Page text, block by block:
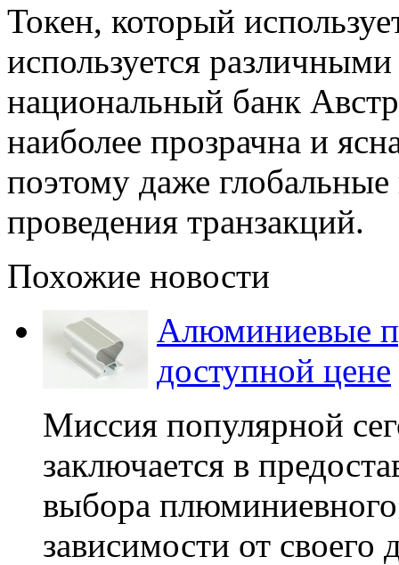
Токен, который
используется
национальный банк
наиболее прозрачна и
поэтому даже
проведения транзакций.
Похожие новости
Алюминиевые
доступной цене
Миссия популярной
заключается в
выбора
зависимости от своего